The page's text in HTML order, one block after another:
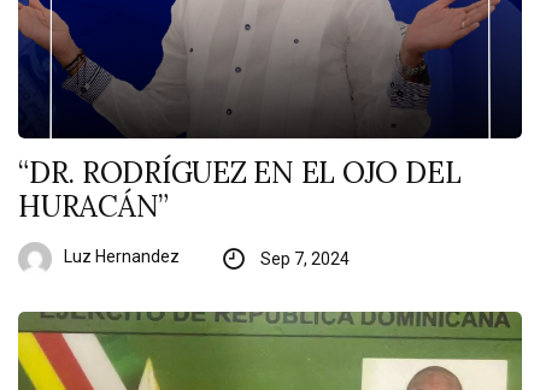
“DR. RODRÍGUEZ EN EL OJO DEL
HURACÁN”
Luz Hernandez Sep 7, 2024